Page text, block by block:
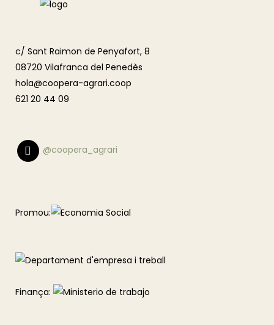
c/ Sant Raimon de Penyafort, 8
08720 Vilafranca del Penedès
hola@coopera-agrari.coop
621 20 44 09
@coopera_agrari
Promou:
Finança: